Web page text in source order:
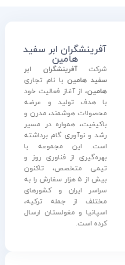
آفرینشگران ابر سفید
هامین
شرکتآفرینشگران ابر
سفید هامین با نام تجاری
هامین، از آغاز فعالیت خود
با هدف تولید و عرضه
محصولات هوشمند، مدرن و
باکیفیت، همواره در مسیر
رشد و نوآوری گام برداشته
است. این مجموعه با
بهره‌گیری از فناوری روز و
تیمی متخصص، تاکنون
بیش از ۵ هزار سفارش را به
سراسر ایران و کشورهای
مختلف از جمله ترکیه،
اسپانیا و مغولستان ارسال
کرده است.